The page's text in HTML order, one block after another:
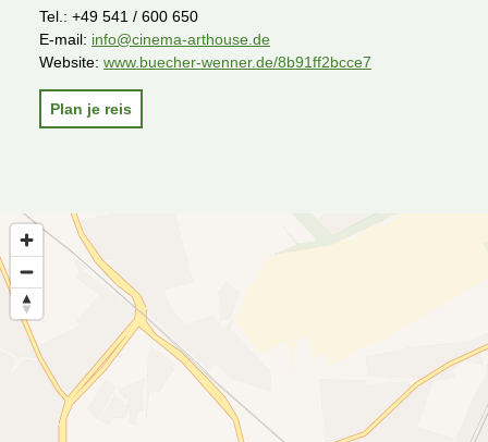
Tel.: +49 541 / 600 650
E-mail: info@cinema-arthouse.de
Website: www.buecher-wenner.de/8b91ff2bcce7
Plan je reis